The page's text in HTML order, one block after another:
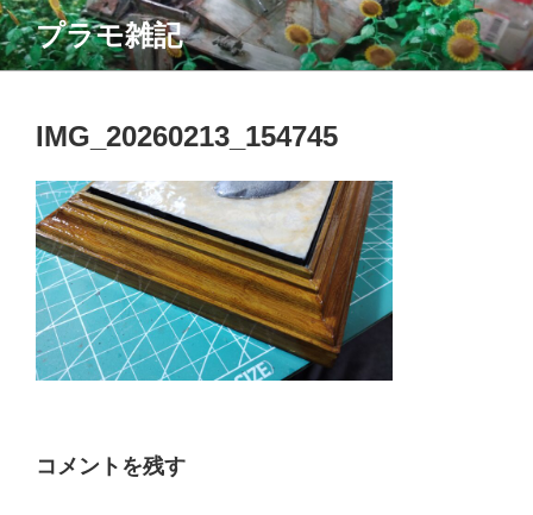
コ
ン
テ
プラモ雑記
IMG_20260213_154745
コメントを残す